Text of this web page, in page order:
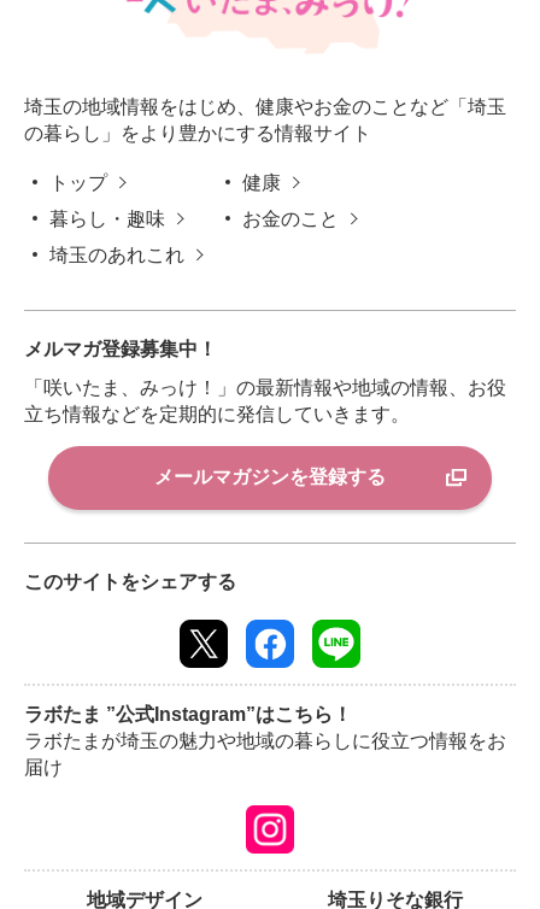
埼玉の地域情報をはじめ、健康やお金のことなど「埼玉
の暮らし」をより豊かにする情報サイト
トップ
健康
暮らし・趣味
お金のこと
埼玉のあれこれ
メルマガ登録募集中！
「咲いたま、みっけ！」の最新情報や地域の情報、お役
立ち情報などを定期的に発信していきます。
メールマガジンを登録する
このサイトをシェアする
ラボたま ”公式Instagram”はこちら！
ラボたまが埼玉の魅力や地域の暮らしに役立つ情報をお
届け
地域デザイン 埼玉りそな銀行